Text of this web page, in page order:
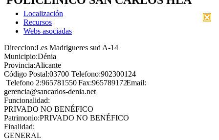
Localización
Recursos
Webs asociadas
Direccion:Les Madrigueres sud A-14
Municipio:Dénia
Provincia:Alicante
Código Postal:03700 Telefono:902300124
Telefono 2:965781550Fax:965789172Email:
gerencia@sancarlos-denia.net
Funcionalidad:
PRIVADO NO BENÉFICO
Patrimonio:PRIVADO NO BENÉFICO
Finalidad:
GENERAL